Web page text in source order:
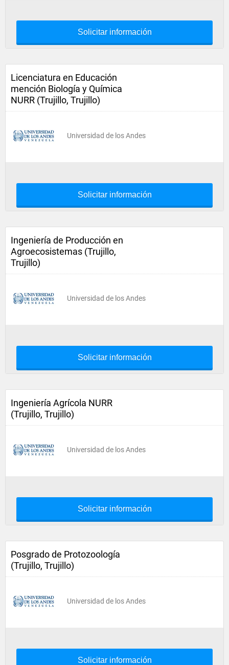
Solicitar información
Licenciatura en Educación
mención Biología y Química
NURR (Trujillo, Trujillo)
Universidad de los Andes
Solicitar información
Ingeniería de Producción en
Agroecosistemas (Trujillo,
Trujillo)
Universidad de los Andes
Solicitar información
Ingeniería Agrícola NURR
(Trujillo, Trujillo)
Universidad de los Andes
Solicitar información
Posgrado de Protozoología
(Trujillo, Trujillo)
Universidad de los Andes
Solicitar información